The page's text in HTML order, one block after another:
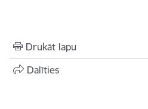
Drukāt lapu
Dalīties